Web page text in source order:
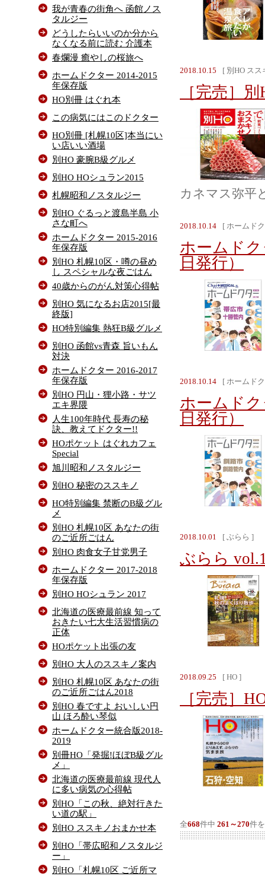
2018.10.15 [ 別HO ス
［完売］
カネマス弥平
2018.10.14 [ ホームド
ホームドク
日発行）
2018.10.14 [ ホームド
ホームドク
日発行）
2018.10.01 [ ぶらら ]
ぶらら
2018.09.25 [ HO ]
［完売］
全668件中 261～270件
我が青春の街角へ 函館ノス
タルジー
どうしたらいいのか分から
なくなる前に読む 介護本
春爛漫 癒やしの桜旅へ
ホームドクター 2014-2015
年保存版
HO別冊 はぐれ本
この病気にはこのドクター
HO別冊 [札幌10区]本当にい
い店いい酒場
別HO 豪腕B級グルメ
別HO HOシュラン2015
札幌昭和ノスタルジー
別HO ぐるっと渡島半島 小
さな町へ
ホームドクター 2015-2016
年保存版
別HO 札幌10区・噂の昼め
し スペシャルな夜ごはん
40歳からのがん対策心得帖
別HO 気になるお店2015[最
終版]
HO特別編集 熱狂B級グルメ
別HO 函館vs青森 旨いもん
対決
ホームドクター 2016-2017
年保存版
別HO 円山・狸小路・サツ
エキ界隈
人生100年時代 長寿の秘
訣、教えてドクター!!
HOポケット はぐれカフェ
Special
旭川昭和ノスタルジー
別HO 秘密のススキノ
HO特別編集 禁断のB級グル
メ
別HO 札幌10区 あなたの街
のご近所ごはん
別HO 肉食女子甘党男子
ホームドクター 2017-2018
年保存版
別HO HOシュラン 2017
北海道の医療最前線 知って
おきたい七大生活習慣病の
正体
HOポケット出張の友
別HO 大人のススキノ案内
別HO 札幌10区 あなたの街
のご近所ごはん2018
別HO 春ですよ おいしい円
山 ほろ酔い琴似
ホームドクター統合版2018-
2019
別冊HO「発掘!ほぼB級グル
メ」
北海道の医療最前線 現代人
に多い病気の心得帖
別HO「この秋、絶対行きた
い道の駅」
別HO ススキノおまかせ本
別HO「帯広昭和ノスタルジ
ー」
別HO「札幌10区 ご近所マ